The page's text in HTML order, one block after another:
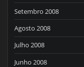
Setembro 2008
Agosto 2008
Julho 2008
Junho 2008